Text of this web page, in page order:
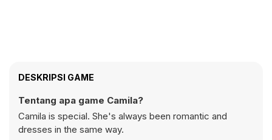
DESKRIPSI GAME
Tentang apa game Camila?
Camila is special. She's always been romantic and
dresses in the same way.